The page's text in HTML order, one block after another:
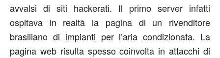
avvalsi di siti hackerati. Il primo server infatti
ospitava in realtà la pagina di un rivenditore
brasiliano di impianti per l’aria condizionata. La
pagina web risulta spesso coinvolta in attacchi di